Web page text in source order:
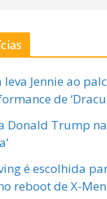
Jennie ao
de
Donald Trump
é escolhida
reboot de X-Men